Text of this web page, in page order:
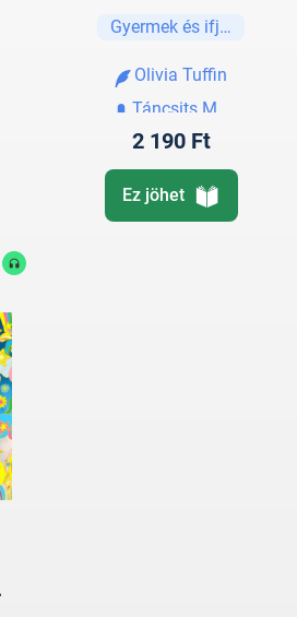
karácsonyi póni
Gyermek és ifjúsági
Olivia Tuffin
Táncsits Maja
2 190 Ft
Ez jöhet